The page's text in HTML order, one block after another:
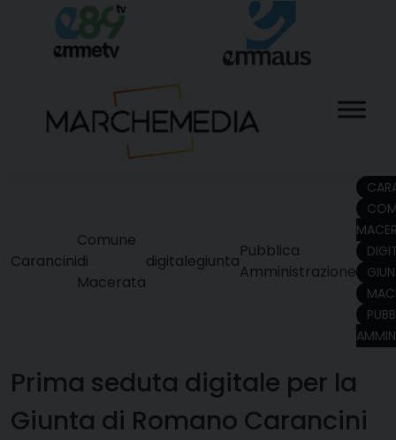
content
Carancini
Comune
di
Macerata
digitalegiunta
Pubblica
Amministrazione
Prima seduta digitale per la
Giunta di Romano Carancini